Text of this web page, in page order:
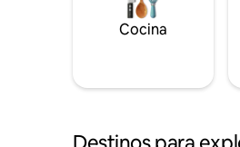
Cocina